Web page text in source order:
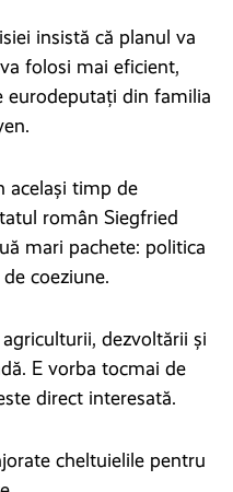
insistă că planul va
folosi mai eficient,
eurodeputați din familia
același timp de
român Siegfried
mari pachete: politica
coeziune.
dezvoltării și
E vorba tocmai de
direct interesată.
cheltuielile pentru